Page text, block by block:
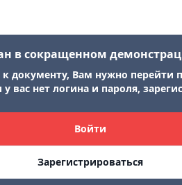
в сокращенном
документу, Вам нужно перейти
у вас нет логина и пароля,
Войти
Зарегистрироваться